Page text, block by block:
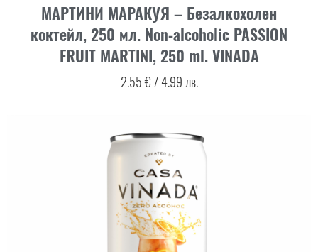
МАРТИНИ МАРАКУЯ – Безалкохолен
коктейл, 250 мл. Non-alcoholic PASSION
FRUIT MARTINI, 250 ml. VINADA
2.55€/4.99 лв.